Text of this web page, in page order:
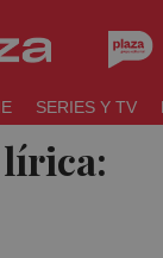
SERIES Y TV
lírica: